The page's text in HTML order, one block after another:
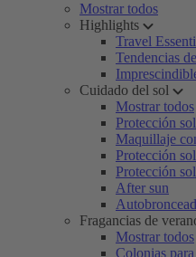
Mostrar todos
Highlights
Travel
Tendencias
Cuidado del sol
Mostrar todos
Protección
Maquillaje
Protección
Protección
After sun
Fragancias de
Mostrar todos
Colonias